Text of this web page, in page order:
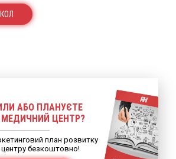
АБО ПЛАНУЄТЕ
МЕДИЧНИЙ ЦЕНТР?
план розвитку
безкоштовно!